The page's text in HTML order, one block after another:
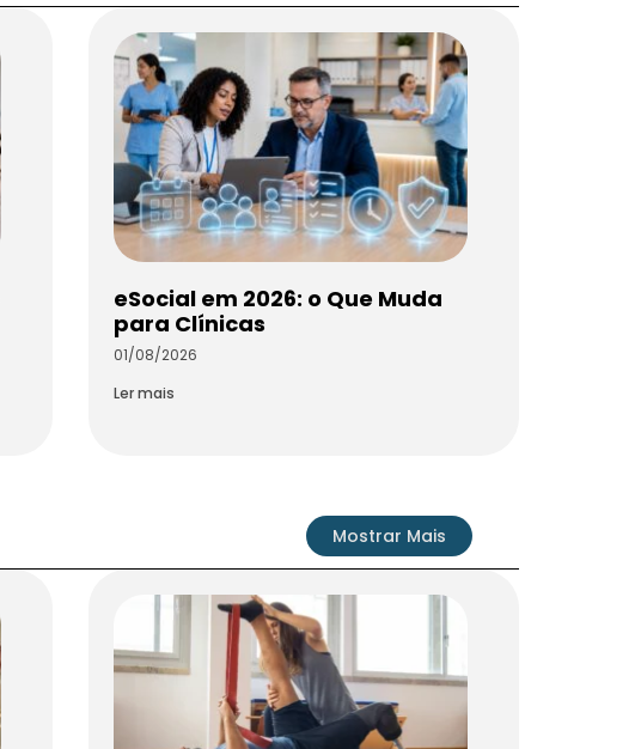
eSocial em 2026: o Que Muda
para Clínicas
01/08/2026
Ler mais
Mostrar Mais